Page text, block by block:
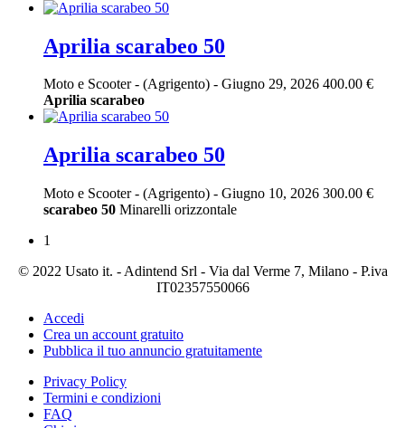
Aprilia scarabeo 50
Moto e Scooter- (Agrigento) - Giugno 29, 2026 400.00 €
Aprilia scarabeo
Aprilia scarabeo 50
Moto e Scooter- (Agrigento) - Giugno 10, 2026 300.00 €
scarabeo 50 Minarelli orizzontale
1
© 2022 Usato it. - Adintend Srl - Via dal Verme 7, Milano - P.iva
IT02357550066
Accedi
Crea un account gratuito
Pubblica il tuo annuncio gratuitamente
Privacy Policy
Termini e condizioni
FAQ